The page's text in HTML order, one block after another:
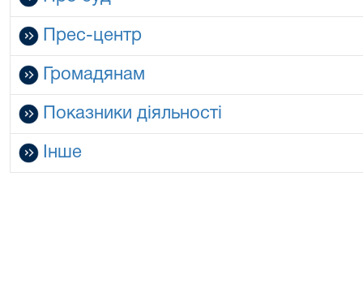
Прес-центр
Громадянам
Показники діяльності
Інше